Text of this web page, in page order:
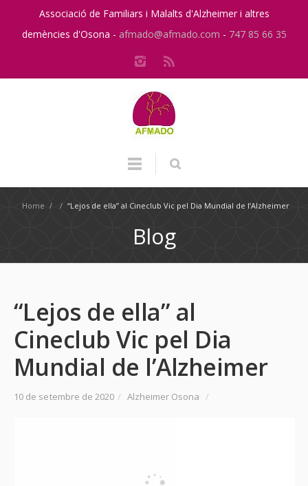
Associació de Familiars i Malalts d'Alzheimer i altres
demències d'Osona - afmado@afmado.com - 747 85 66 35
Home / / “Lejos de ella” al Cineclub Vic pel Dia Mundial de l’Alzheimer
Blog
“Lejos de ella” al
Cineclub Vic pel Dia
Mundial de l’Alzheimer
10 de setembre de 2020 / Alzheimer Osona /